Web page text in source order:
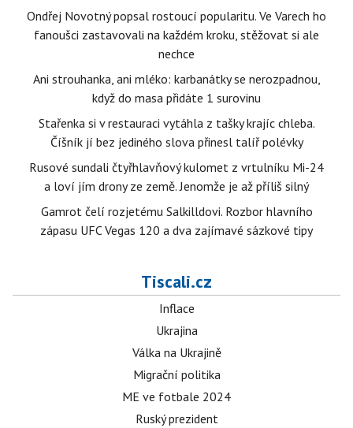
Ondřej Novotný popsal rostoucí popularitu. Ve Varech ho
fanoušci zastavovali na každém kroku, stěžovat si ale
nechce
Ani strouhanka, ani mléko: karbanátky se nerozpadnou,
když do masa přidáte 1 surovinu
Stařenka si v restauraci vytáhla z tašky krajíc chleba.
Číšník jí bez jediného slova přinesl talíř polévky
Rusové sundali čtyřhlavňový kulomet z vrtulníku Mi-24
a loví jím drony ze země. Jenomže je až příliš silný
Gamrot čelí rozjetému Salkilldovi. Rozbor hlavního
zápasu UFC Vegas 120 a dva zajímavé sázkové tipy
Tiscali.cz
Inflace
Ukrajina
Válka na Ukrajině
Migrační politika
ME ve fotbale 2024
Ruský prezident